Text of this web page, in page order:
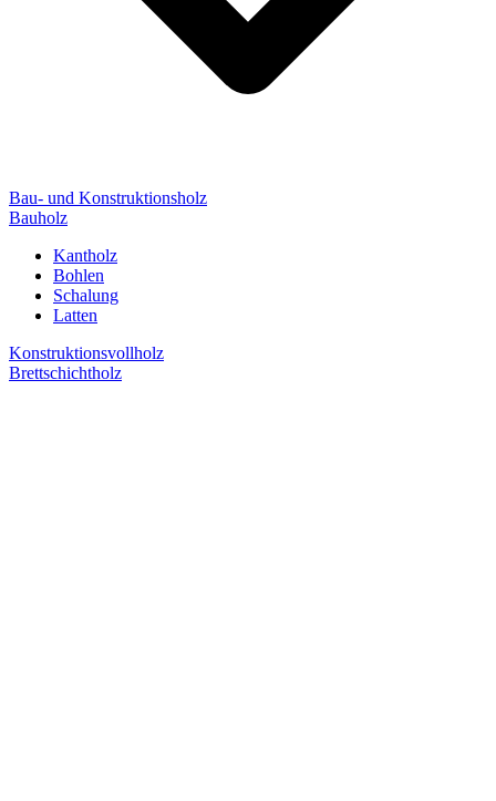
Bau- und Konstruktionsholz
Bauholz
Kantholz
Bohlen
Schalung
Latten
Konstruktionsvollholz
Brettschichtholz